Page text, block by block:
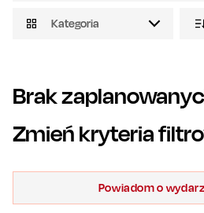
Kategoria
Brak
Zmień kryteria
Powiadom o